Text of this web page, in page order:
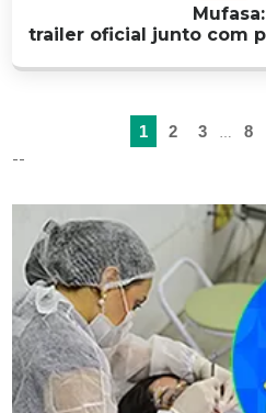
trailer oficial junto com
1 2 3 … 8
--